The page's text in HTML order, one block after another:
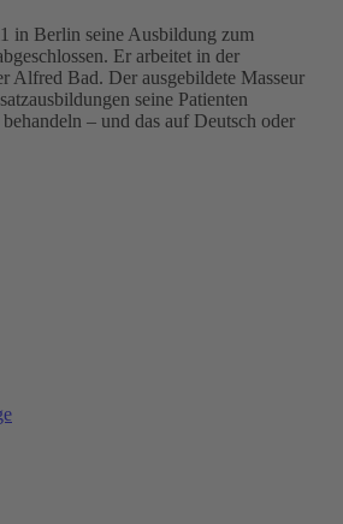
in Berlin seine Ausbildung zum
Er arbeitet in der
Alfred Bad. Der ausgebildete Masseur
seine Patienten
– und das auf Deutsch oder